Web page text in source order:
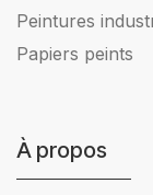
Peintures
Papiers peints
À propos